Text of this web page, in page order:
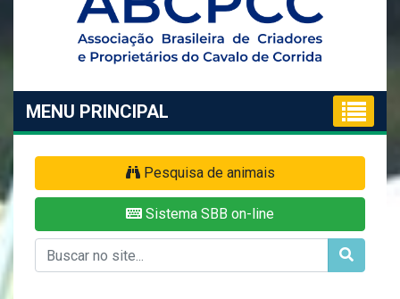
MENU PRINCIPAL
Pesquisa de animais
Sistema SBB on-line